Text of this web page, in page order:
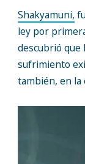
Shakyamuni,
ley por
descubrió que
sufrimiento
también, en la